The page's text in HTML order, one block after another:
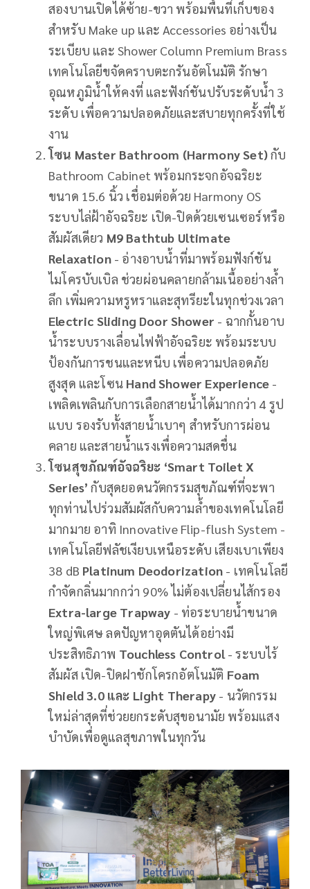
สองบานเปิดได้ซ้าย-ขวา พร้อมพื้นที่เก็บของ
สำหรับ Make up และ Accessories อย่างเป็น
ระเบียบ และ Shower Column Premium Brass
เทคโนโลยีขจัดคราบตะกรันอัตโนมัติ รักษา
อุณหภูมิน้ำให้คงที่ และฟังก์ชันปรับระดับน้ำ 3
ระดับ เพื่อความปลอดภัยและสบายทุกครั้งที่ใช้
งาน
โซน Master Bathroom (Harmony Set)กับ
Bathroom Cabinet พร้อมกระจกอัจฉริยะ
ขนาด 15.6 นิ้ว เชื่อมต่อด้วย Harmony OS
ระบบไล่ฝ้าอัจฉริยะ เปิด-ปิดด้วยเซนเซอร์หรือ
สัมผัสเดียว M9 Bathtub Ultimate
Relaxation- อ่างอาบน้ำที่มาพร้อมฟังก์ชัน
ไมโครบับเบิล ช่วยผ่อนคลายกล้ามเนื้ออย่างล้ำ
ลึก เพิ่มความหรูหราและสุทรียะในทุกช่วงเวลา
Electric Sliding Door Shower - ฉากกั้นอาบ
น้ำระบบรางเลื่อนไฟฟ้าอัจฉริยะ พร้อมระบบ
ป้องกันการชนและหนีบ เพื่อความปลอดภัย
สูงสุด และโซน Hand Shower Experience -
เพลิดเพลินกับการเลือกสายน้ำได้มากกว่า 4 รูป
แบบ รองรับทั้งสายน้ำเบาๆ สำหรับการผ่อน
คลาย และสายน้ำแรงเพื่อความสดชื่น
โซนสุขภัณฑ์อัจฉริยะ ‘Smart Toilet X
Series’กับสุดยอดนวัตกรรมสุขภัณฑ์ที่จะพา
ทุกท่านไปร่วมสัมผัสกับความล้ำของเทคโนโลยี
มากมาย อาทิ Innovative Flip-flush System -
เทคโนโลยีฟลัชเงียบเหนือระดับ เสียงเบาเพียง
38 dB Platinum Deodorization - เทคโนโลยี
กำจัดกลิ่นมากกว่า 90% ไม่ต้องเปลี่ยนไส้กรอง
Extra-large Trapway - ท่อระบายน้ำขนาด
ใหญ่พิเศษ ลดปัญหาอุดตันได้อย่างมี
ประสิทธิภาพ Touchless Control- ระบบไร้
สัมผัส เปิด-ปิดฝาชักโครกอัตโนมัติ Foam
Shield 3.0 และ Light Therapy - นวัตกรรม
ใหม่ล่าสุดที่ช่วยยกระดับสุขอนามัย พร้อมแสง
บำบัดเพื่อดูแลสุขภาพในทุกวัน